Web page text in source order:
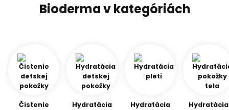
Bioderma v kategóriách
Čistenie
Hydratácia
Hydratácia
Hydratácia